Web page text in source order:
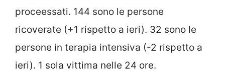
proceessati. 144 sono le persone
ricoverate (+1 rispetto a ieri). 32 sono le
persone in terapia intensiva (-2 rispetto a
ieri). 1 sola vittima nelle 24 ore.